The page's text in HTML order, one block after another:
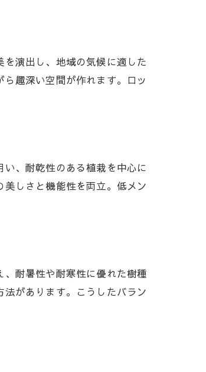
演出し、地域の気候に適した
趣深い空間が作れます。ロッ
、耐乾性のある植栽を中心に
しさと機能性を両立。低メン
耐暑性や耐寒性に優れた樹種
があります。こうしたバラン